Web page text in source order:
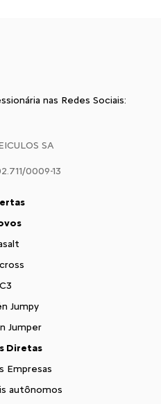
nas Redes Sociais:
SA
0009-13
C3
Jumpy
Jumper
Diretas
Empresas
autônomos